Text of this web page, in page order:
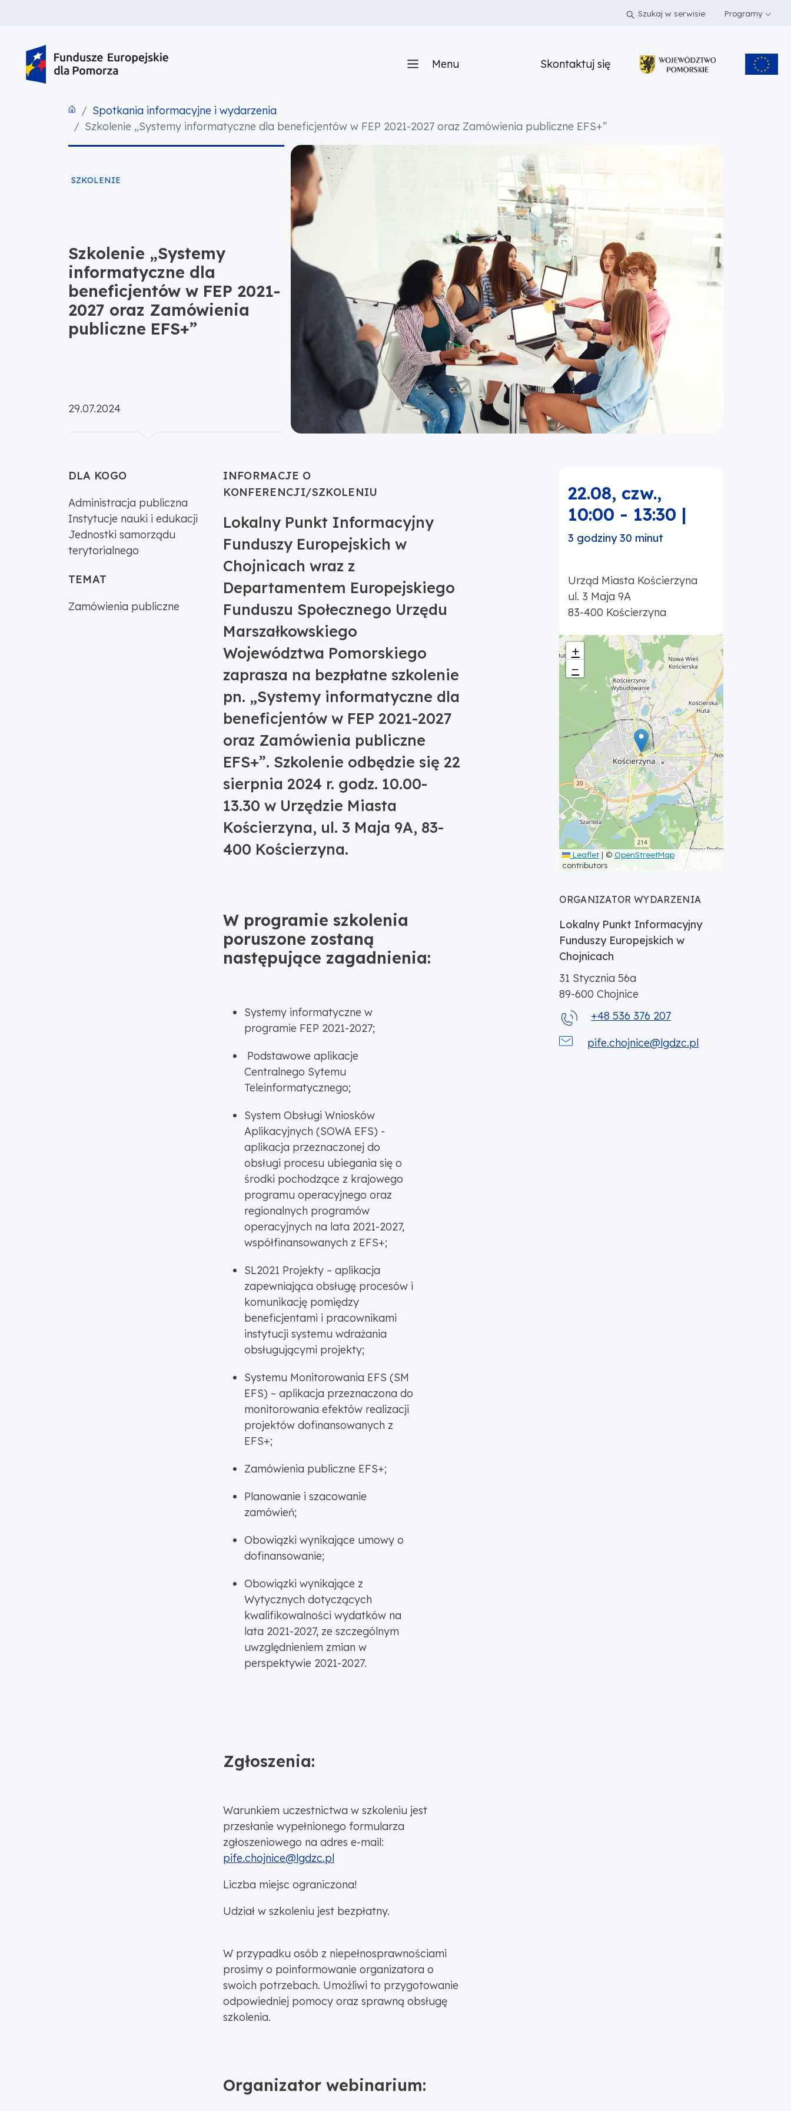
Szukaj w serwisie Programy
Menu Skontaktuj się
Spotkania informacyjne i wydarzenia
Szkolenie „Systemy informatyczne dla beneficjentów w FEP 2021-2027 oraz Zamówienia publiczne EFS+”
SZKOLENIE
Szkolenie „Systemy
informatyczne dla
beneficjentów w FEP 2021-
2027 oraz Zamówienia
publiczne EFS+”
Opublikowano:
29.07.2024
DLA KOGO
Administracja publiczna
Instytucje nauki i edukacji
Jednostki samorządu
terytorialnego
TEMAT
Zamówienia publiczne
INFORMACJE O
KONFERENCJI/SZKOLENIU
Lokalny Punkt Informacyjny
Funduszy Europejskich w
Chojnicach wraz z
Departamentem Europejskiego
Funduszu Społecznego Urzędu
Marszałkowskiego
Województwa Pomorskiego
zaprasza na bezpłatne szkolenie
pn. „Systemy informatyczne dla
beneficjentów w FEP 2021-2027
oraz Zamówienia publiczne
EFS+”. Szkolenie odbędzie się 22
sierpnia 2024 r. godz. 10.00-
13.30 w Urzędzie Miasta
Kościerzyna, ul. 3 Maja 9A, 83-
400 Kościerzyna.
W programie szkolenia
poruszone zostaną
następujące zagadnienia:
Systemy informatyczne w
programie FEP 2021-2027;
Podstawowe aplikacje
Centralnego Sytemu
Teleinformatycznego;
System Obsługi Wniosków
Aplikacyjnych (SOWA EFS) -
aplikacja przeznaczonej do
obsługi procesu ubiegania się o
środki pochodzące z krajowego
programu operacyjnego oraz
regionalnych programów
operacyjnych na lata 2021-2027,
współfinansowanych z EFS+;
SL2021 Projekty – aplikacja
zapewniająca obsługę procesów i
komunikację pomiędzy
beneficjentami i pracownikami
instytucji systemu wdrażania
obsługującymi projekty;
Systemu Monitorowania EFS (SM
EFS) – aplikacja przeznaczona do
monitorowania efektów realizacji
projektów dofinansowanych z
EFS+;
Zamówienia publiczne EFS+;
Planowanie i szacowanie
zamówień;
Obowiązki wynikające umowy o
dofinansowanie;
Obowiązki wynikające z
Wytycznych dotyczących
kwalifikowalności wydatków na
lata 2021-2027, ze szczególnym
uwzględnieniem zmian w
perspektywie 2021-2027.
Zgłoszenia:
Warunkiem uczestnictwa w szkoleniu jest
przesłanie wypełnionego formularza
zgłoszeniowego na adres e-mail:
pife.chojnice@lgdzc.pl
Liczba miejsc ograniczona!
Udział w szkoleniu jest bezpłatny.
W przypadku osób z niepełnosprawnościami
prosimy o poinformowanie organizatora o
swoich potrzebach. Umożliwi to przygotowanie
odpowiedniej pomocy oraz sprawną obsługę
szkolenia.
Organizator webinarium:
22.08, czw.,
10:00 - 13:30 |
3 godziny 30 minut
Urząd Miasta Kościerzyna
ul. 3 Maja 9A
83-400 Kościerzyna
+
−
Leaflet | © OpenStreetMap
contributors
ORGANIZATOR WYDARZENIA
Lokalny Punkt Informacyjny
Funduszy Europejskich w
Chojnicach
31 Stycznia 56a
89-600 Chojnice
+48 536 376 207
pife.chojnice@lgdzc.pl